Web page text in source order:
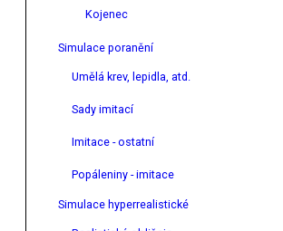
Kojenec
Simulace poranění
Umělá krev, lepidla, atd.
Sady imitací
Imitace - ostatní
Popáleniny - imitace
Simulace hyperrealistické